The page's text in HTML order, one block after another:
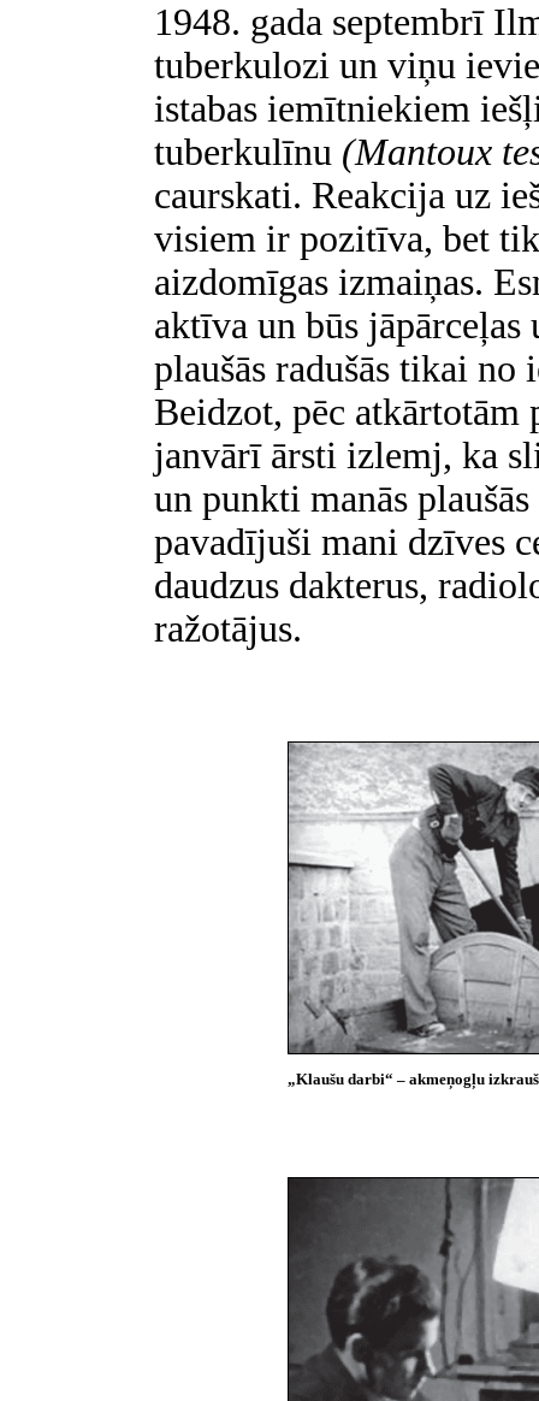
1948. gada septembrī
tuberkulozi un viņu
istabas iemītniekiem
tuberkulīnu (Mantoux
caurskati. Reakcija uz
visiem ir pozitīva, bet
aizdomīgas izmaiņas.
aktīva un būs
plaušās radušās tikai no
Beidzot, pēc atkārtotām
janvārī ārsti izlemj, ka
un punkti manās
pavadījuši mani dzīves
daudzus dakterus,
ražotājus.
„Klaušu darbi“ – akmeņogļu